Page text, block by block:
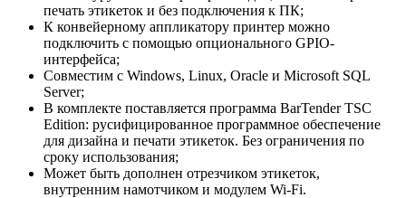
печать этикеток и без подключения к ПК;
К конвейерному аппликатору принтер можно
подключить с помощью опционального GPIO-
интерфейса;
Совместим с Windows, Linux, Oracle и Microsoft SQL
Server;
В комплекте поставляется программа BarTender TSC
Edition: русифицированное программное обеспечение
для дизайна и печати этикеток. Без ограничения по
сроку использования;
Может быть дополнен отрезчиком этикеток,
внутренним намотчиком и модулем Wi-Fi.